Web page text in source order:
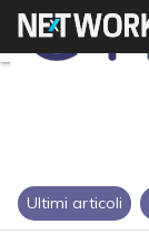
Ultimi articoli